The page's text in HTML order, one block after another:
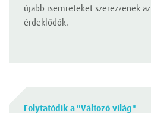
újabb isemreteket szerezzenek az
érdeklődők.
Folytatódik a "Változó világ"